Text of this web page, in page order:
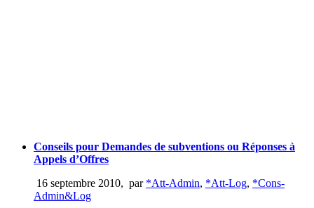
Conseils pour Demandes de subventions ou Réponses à
Appels d’Offres
16 septembre 2010, par *Att-Admin, *Att-Log, *Cons-
Admin&Log